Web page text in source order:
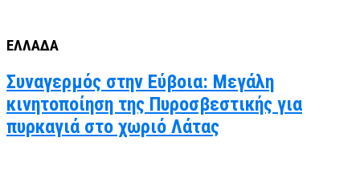
ΕΛΛΑΔΑ
Συναγερμός στην Εύβοια: Μεγάλη
κινητοποίηση της Πυροσβεστικής για
πυρκαγιά στο χωριό Λάτας